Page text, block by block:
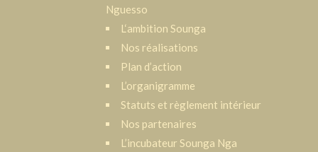
Nguesso
L‘ambition Sounga
Nos réalisations
Plan d’action
L’organigramme
Statuts et règlement intérieur
Nos partenaires
L’incubateur Sounga Nga